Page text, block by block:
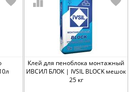
Клей для пеноблока монтажный
ИВСИЛ БЛОК | IVSIL BLOCK мешок
25 кг